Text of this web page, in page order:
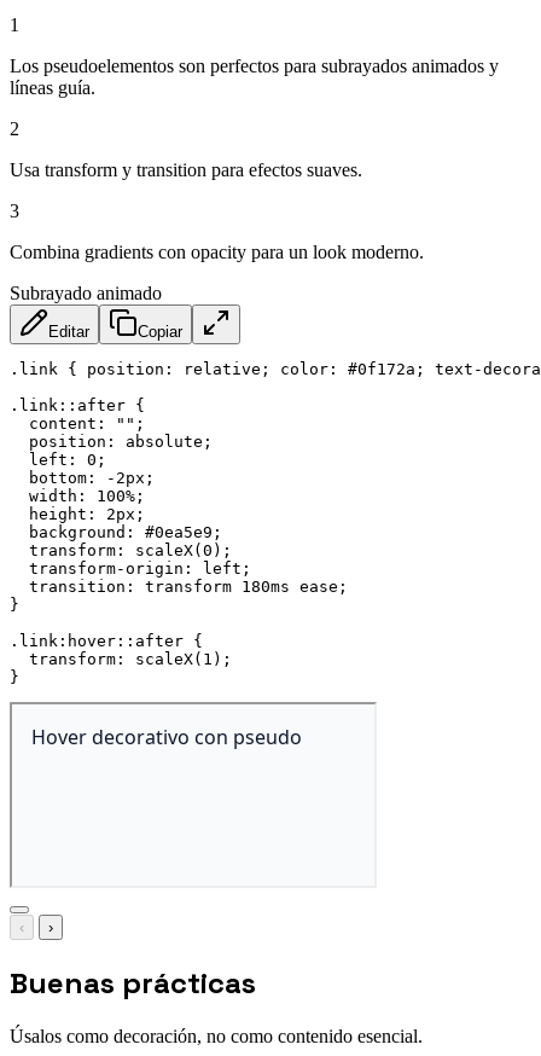
1
Los pseudoelementos son perfectos para subrayados animados y
líneas guía.
2
Usa transform y transition para efectos suaves.
3
Combina gradients con opacity para un look moderno.
Subrayado animado
Editar Copiar
.link { position : relative ; color : #0f172a ;
text-
.link::after {
content : "" ;
position : absolute ;
left : 0 ;
bottom : -2px ;
width : 100% ;
height : 2px ;
background : #0ea5e9 ;
transform : scaleX( 0 ) ;
transform-origin : left ;
transition : transform 180ms ease ;
}
.link:hover::after {
transform : scaleX( 1 ) ;
}
‹ ›
Buenas prácticas
Úsalos como decoración, no como contenido esencial.